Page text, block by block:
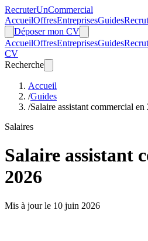
RecruterUnCommercial
AccueilOffresEntreprisesGuides
Déposer mon CV
AccueilOffresEntreprisesGuides
CV
Recherche
Accueil
/Guides
/Salaire assistant commercial en
Salaires
Salaire assistant
2026
Mis à jour le 10 juin 2026